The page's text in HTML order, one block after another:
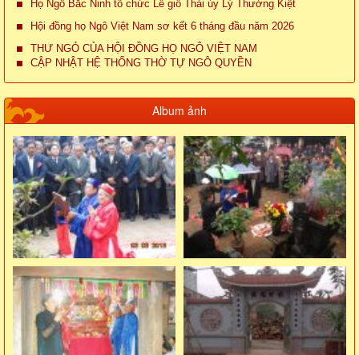
Họ Ngô Bắc Ninh tổ chức Lễ giỗ Thái úy Lý Thường Kiệt
Hội đồng họ Ngô Việt Nam sơ kết 6 tháng đầu năm 2026
THƯ NGỎ CỦA HỘI ĐỒNG HỌ NGÔ VIỆT NAM
CẬP NHẬT HỆ THỐNG THỜ TỰ NGÔ QUYỀN
Album ảnh